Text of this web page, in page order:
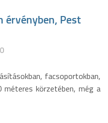
Pest
facsoportokban,
körzetében, még a